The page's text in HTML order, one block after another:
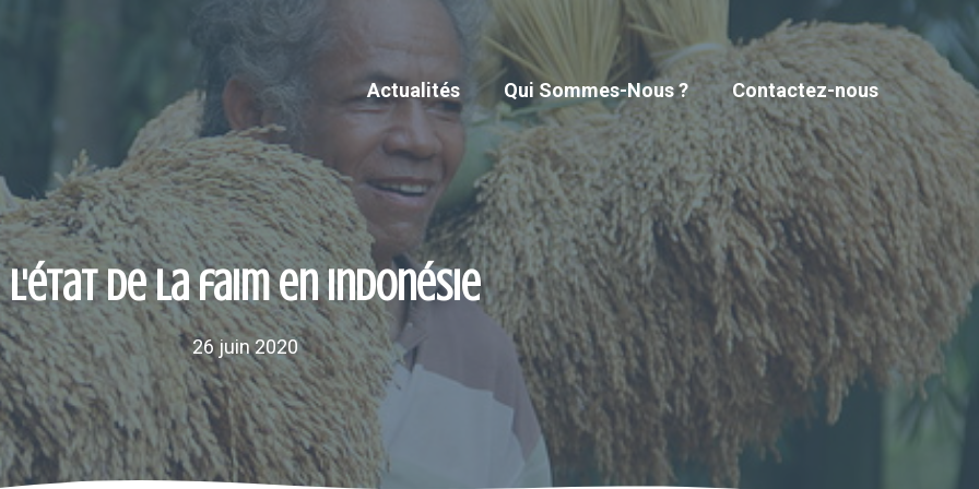
Actualités Qui Sommes-Nous ? Contactez-nous
L'état de la faim en Indonésie
26 juin 2020